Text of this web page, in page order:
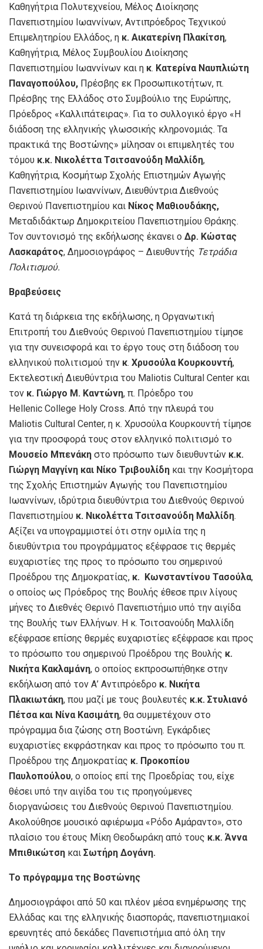
Καθηγήτρια Πολυτεχνείου, Μέλος Διοίκησης
Πανεπιστημίου Ιωαννίνων, Αντιπρόεδρος Τεχνικού
Επιμελητηρίου Ελλάδος, η κ. Αικατερίνη Πλακίτση,
Καθηγήτρια, Μέλος Συμβουλίου Διοίκησης
Πανεπιστημίου Ιωαννίνων και η κ. Κατερίνα Ναυπλιώτη
Παναγοπούλου, Πρέσβης εκ Προσωπικοτήτων, π.
Πρέσβης της Ελλάδος στο Συμβούλιο της Ευρώπης,
Πρόεδρος «Καλλιπάτειρας». Για το συλλογικό έργο «Η
διάδοση της ελληνικής γλωσσικής κληρονομιάς. Τα
πρακτικά της Βοστώνης» μίλησαν οι επιμελητές του
τόμου κ.κ. Νικολέττα Τσιτσανούδη Μαλλίδη,
Καθηγήτρια, Κοσμήτωρ Σχολής Επιστημών Αγωγής
Πανεπιστημίου Ιωαννίνων, Διευθύντρια Διεθνούς
Θερινού Πανεπιστημίου και Νίκος Μαθιουδάκης,
Μεταδιδάκτωρ Δημοκριτείου Πανεπιστημίου Θράκης.
Τον συντονισμό της εκδήλωσης έκανει ο Δρ. Κώστας
Λασκαράτος, Δημοσιογράφος – Διευθυντής Τετράδια
Πολιτισμού.
Βραβεύσεις
Κατά τη διάρκεια της εκδήλωσης, η Οργανωτική
Επιτροπή του Διεθνούς Θερινού Πανεπιστημίου τίμησε
για την συνεισφορά και το έργο τους στη διάδοση του
ελληνικού πολιτισμού την κ. Χρυσούλα Κουρκουντή,
Εκτελεστική Διευθύντρια του Maliotis Cultural Center και
τον κ. Γιώργο Μ. Καντώνη, π. Πρόεδρο του
Hellenic College Holy Cross. Από την πλευρά του
Maliotis Cultural Center, η κ. Χρυσούλα Κουρκουντή τίμησε
για την προσφορά τους στον ελληνικό πολιτισμό το
Μουσείο Μπενάκη στο πρόσωπο των διευθυντών κ.κ.
Γιώργη Μαγγίνη και Νίκο Τριβουλίδη και την Κοσμήτορα
της Σχολής Επιστημών Αγωγής του Πανεπιστημίου
Ιωαννίνων, ιδρύτρια διευθύντρια του Διεθνούς Θερινού
Πανεπιστημίου κ. Νικολέττα Τσιτσανούδη Μαλλίδη.
Αξίζει να υπογραμμιστεί ότι στην ομιλία της η
διευθύντρια του προγράμματος εξέφρασε τις θερμές
ευχαριστίες της προς το πρόσωπο του σημερινού
Προέδρου της Δημοκρατίας, κ. Κωνσταντίνου Τασούλα,
ο οποίος ως Πρόεδρος της Βουλής έθεσε πριν λίγους
μήνες το Διεθνές Θερινό Πανεπιστήμιο υπό την αιγίδα
της Βουλής των Ελλήνων. Η κ. Τσιτσανούδη Μαλλίδη
εξέφρασε επίσης θερμές ευχαριστίες εξέφρασε και προς
το πρόσωπο του σημερινού Προέδρου της Βουλής κ.
Νικήτα Κακλαμάνη, ο οποίος εκπροσωπήθηκε στην
εκδήλωση από τον Α’ Αντιπρόεδρο κ. Νικήτα
Πλακιωτάκη, που μαζί με τους βουλευτές κ.κ. Στυλιανό
Πέτσα και Νίνα Κασιμάτη, θα συμμετέχουν στο
πρόγραμμα δια ζώσης στη Βοστώνη. Εγκάρδιες
ευχαριστίες εκφράστηκαν και προς το πρόσωπο του π.
Προέδρου της Δημοκρατίας κ. Προκοπίου
Παυλοπούλου, ο οποίος επί της Προεδρίας του, είχε
θέσει υπό την αιγίδα του τις προηγούμενες
διοργανώσεις του Διεθνούς Θερινού Πανεπιστημίου.
Ακολούθησε μουσικό αφιέρωμα «Ρόδο Αμάραντο», στο
πλαίσιο του έτους Μίκη Θεοδωράκη από τους κ.κ. Άννα
Μπιθικώτση και Σωτήρη Δογάνη.
Το πρόγραμμα της Βοστώνης
Δημοσιογράφοι από 50 και πλέον μέσα ενημέρωσης της
Ελλάδας και της ελληνικής διασποράς, πανεπιστημιακοί
ερευνητές από δεκάδες Πανεπιστήμια από όλη την